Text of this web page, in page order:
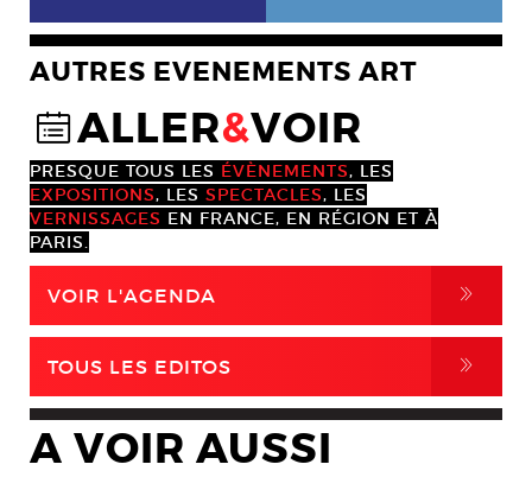
AUTRES EVENEMENTS ART
@ALLER&VOIR
PRESQUE TOUS LES ÉVÈNEMENTS, LES
EXPOSITIONS, LES SPECTACLES, LES
VERNISSAGES EN FRANCE, EN RÉGION ET À
PARIS.
VOIR L'AGENDA ,
TOUS LES EDITOS ,
A VOIR AUSSI